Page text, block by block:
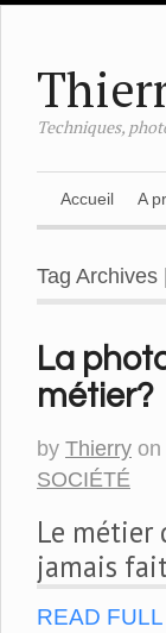
Techniques,
Accueil A
Tag Archives
La
métier?
by Thierry on
SOCIÉTÉ
Le métier
jamais
READ